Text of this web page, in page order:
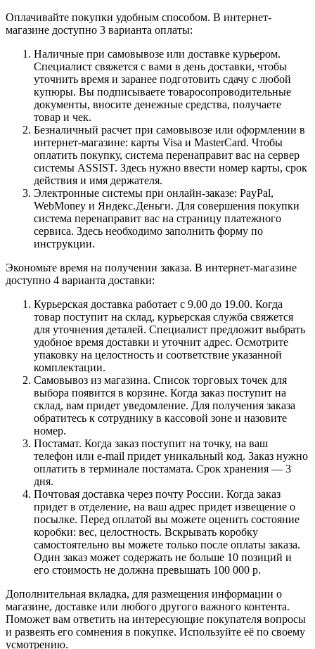
Оплачивайте покупки удобным способом. В интернет-
магазине доступно 3 варианта оплаты:
Наличные при самовывозе или доставке курьером.
Специалист свяжется с вами в день доставки, чтобы
уточнить время и заранее подготовить сдачу с любой
купюры. Вы подписываете товаросопроводительные
документы, вносите денежные средства, получаете
товар и чек.
Безналичный расчет при самовывозе или оформлении в
интернет-магазине: карты Visa и MasterCard. Чтобы
оплатить покупку, система перенаправит вас на сервер
системы ASSIST. Здесь нужно ввести номер карты, срок
действия и имя держателя.
Электронные системы при онлайн-заказе: PayPal,
WebMoney и Яндекс.Деньги. Для совершения покупки
система перенаправит вас на страницу платежного
сервиса. Здесь необходимо заполнить форму по
инструкции.
Экономьте время на получении заказа. В интернет-магазине
доступно 4 варианта доставки:
Курьерская доставка работает с 9.00 до 19.00. Когда
товар поступит на склад, курьерская служба свяжется
для уточнения деталей. Специалист предложит выбрать
удобное время доставки и уточнит адрес. Осмотрите
упаковку на целостность и соответствие указанной
комплектации.
Самовывоз из магазина. Список торговых точек для
выбора появится в корзине. Когда заказ поступит на
склад, вам придет уведомление. Для получения заказа
обратитесь к сотруднику в кассовой зоне и назовите
номер.
Постамат. Когда заказ поступит на точку, на ваш
телефон или e-mail придет уникальный код. Заказ нужно
оплатить в терминале постамата. Срок хранения — 3
дня.
Почтовая доставка через почту России. Когда заказ
придет в отделение, на ваш адрес придет извещение о
посылке. Перед оплатой вы можете оценить состояние
коробки: вес, целостность. Вскрывать коробку
самостоятельно вы можете только после оплаты заказа.
Один заказ может содержать не больше 10 позиций и
его стоимость не должна превышать 100 000 р.
Дополнительная вкладка, для размещения информации о
магазине, доставке или любого другого важного контента.
Поможет вам ответить на интересующие покупателя вопросы
и развеять его сомнения в покупке. Используйте её по своему
усмотрению.